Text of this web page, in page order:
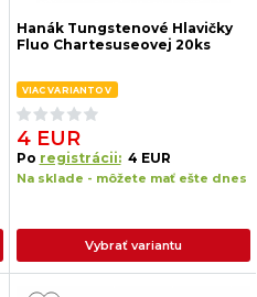
Hanák Tungstenové Hlavičky
Fluo Chartesuseovej 20ks
VIAC VARIANTOV
4 EUR
Po registrácii: 4 EUR
Na sklade - môžete mať ešte dnes
Vybrať variantu